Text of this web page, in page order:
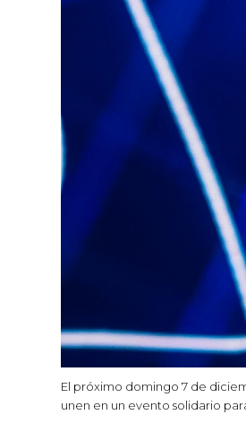
El próximo domingo 7 de
unen en un evento solidario